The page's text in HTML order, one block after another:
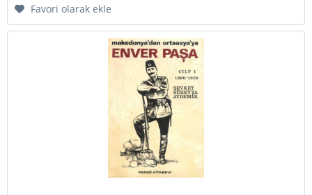
Favori olarak ekle